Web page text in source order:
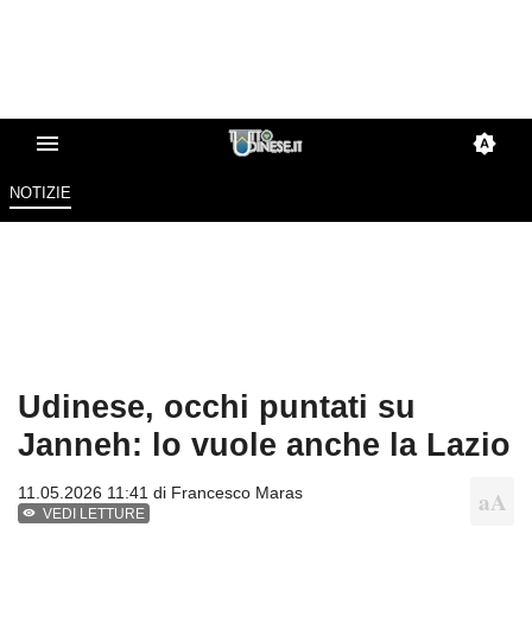
NOTIZIE
Udinese, occhi puntati su
Janneh: lo vuole anche la Lazio
11.05.2026 11:41 di Francesco Maras
VEDI LETTURE